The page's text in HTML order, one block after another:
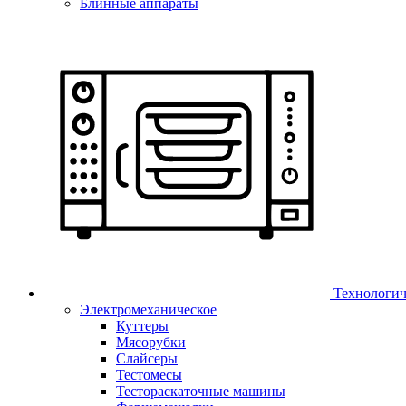
Электромеханическое
Куттеры
Мясорубки
Слайсеры
Тестомесы
Тестораскаточные машины